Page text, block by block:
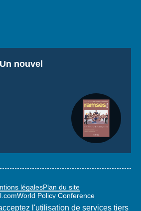
nouvel
légalesPlan du site
World Policy Conference
l'utilisation de services tiers